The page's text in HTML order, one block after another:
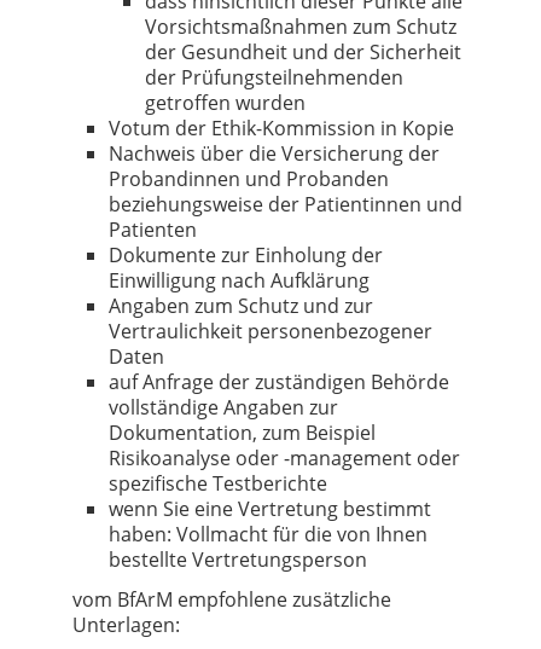
Vorsichtsmaßnahmen zum Schutz
der Gesundheit und der Sicherheit
der Prüfungsteilnehmenden
getroffen wurden
Votum der Ethik-Kommission in Kopie
Nachweis über die Versicherung der
Probandinnen und Probanden
beziehungsweise der Patientinnen und
Patienten
Dokumente zur Einholung der
Einwilligung nach Aufklärung
Angaben zum Schutz und zur
Vertraulichkeit personenbezogener
Daten
auf Anfrage der zuständigen Behörde
vollständige Angaben zur
Dokumentation, zum Beispiel
Risikoanalyse oder -management oder
spezifische Testberichte
wenn Sie eine Vertretung bestimmt
haben: Vollmacht für die von Ihnen
bestellte Vertretungsperson
vom BfArM empfohlene zusätzliche
Unterlagen: